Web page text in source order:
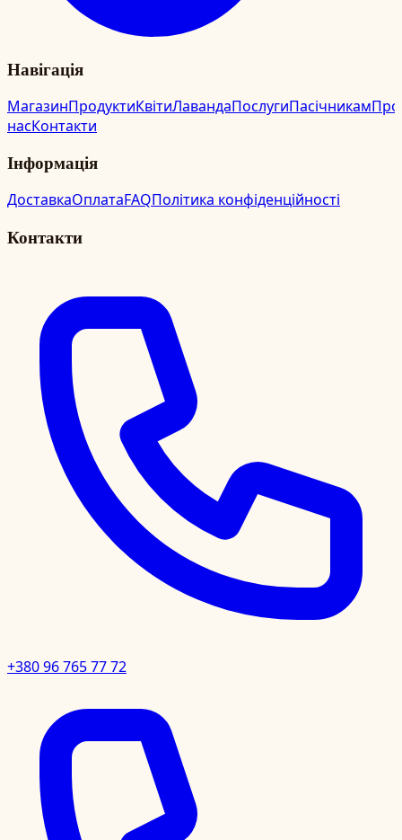
Навігація
МагазинПродуктиКвітиЛавандаПослугиПасічникамПро
насКонтакти
Інформація
ДоставкаОплатаFAQПолітика конфіденційності
Контакти
+380 96 765 77 72